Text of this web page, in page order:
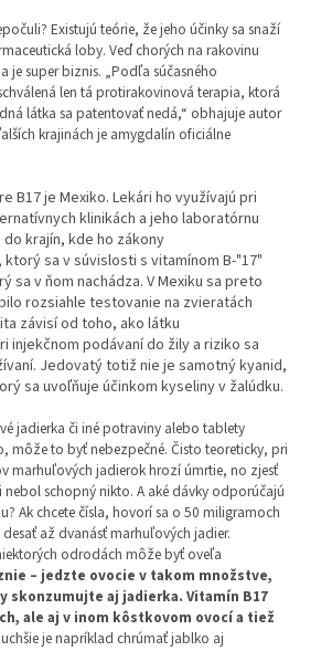
Existujú teórie, že jeho účinky sa snaží
loby. Veď chorých na rakovinu
je super biznis. „Podľa súčasného
len tá protirakovinová terapia, ktorá
látka sa patentovať nedá,“ obhajuje autor
krajinách je amygdalín oficiálne
B17 je Mexiko. Lekári ho využívajú pri
klinikách a jeho laboratórnu
krajín, kde ho zákony
sa v súvislosti s vitamínom B-"17"
sa v ňom nachádza. V Mexiku sa preto
rozsiahle testovanie na zvieratách
závisí od toho, ako látku
injekčnom podávaní do žily a riziko sa
Jedovatý totiž nie je samotný kyanid,
sa uvoľňuje účinkom kyseliny v žalúdku.
jadierka či iné potraviny alebo tablety
môže to byť nebezpečné. Čisto teoreticky, pri
marhuľových jadierok hrozí úmrtie, no zjesť
schopný nikto. A aké dávky odporúčajú
Ak chcete čísla, hovorí sa o 50 miligramoch
až dvanásť marhuľových jadier.
odrodách môže byť oveľa
– jedzte ovocie v takom množstve,
skonzumujte aj jadierka. Vitamín B17
ale aj v inom kôstkovom ovocí a tiež
je napríklad chrúmať jablko aj